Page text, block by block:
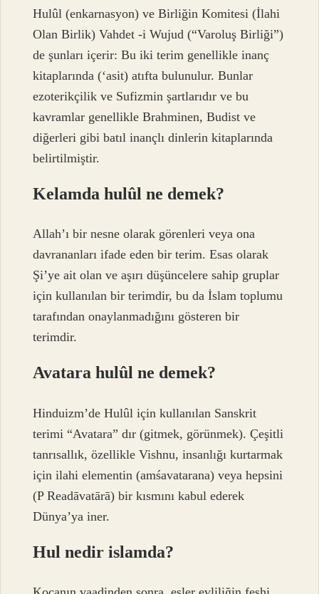
Hulûl (enkarnasyon) ve Birliğin Komitesi (İlahi
Olan Birlik) Vahdet -i Wujud (“Varoluş Birliği”)
de şunları içerir: Bu iki terim genellikle inanç
kitaplarında (‘asit) atıfta bulunulur. Bunlar
ezoterikçilik ve Sufizmin şartlarıdır ve bu
kavramlar genellikle Brahminen, Budist ve
diğerleri gibi batıl inançlı dinlerin kitaplarında
belirtilmiştir.
Kelamda hulûl ne demek?
Allah’ı bir nesne olarak görenleri veya ona
davrananları ifade eden bir terim. Esas olarak
Şi’ye ait olan ve aşırı düşüncelere sahip gruplar
için kullanılan bir terimdir, bu da İslam toplumu
tarafından onaylanmadığını gösteren bir
terimdir.
Avatara hulûl ne demek?
Hinduizm’de Hulûl için kullanılan Sanskrit
terimi “Avatara” dır (gitmek, görünmek). Çeşitli
tanrısallık, özellikle Vishnu, insanlığı kurtarmak
için ilahi elementin (amśavatarana) veya hepsini
(P Readāvatārā) bir kısmını kabul ederek
Dünya’ya iner.
Hul nedir islamda?